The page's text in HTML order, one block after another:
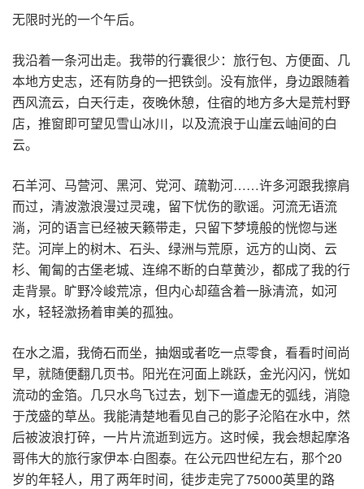
无限时光的一个午后。
我沿着一条河出走。我带的行囊很少：旅行包、方便面、几
本地方史志，还有防身的一把铁剑。没有旅伴，身边跟随着
西风流云，白天行走，夜晚休憩，住宿的地方多大是荒村野
店，推窗即可望见雪山冰川，以及流浪于山崖云岫间的白
云。
石羊河、马营河、黑河、党河、疏勒河……许多河跟我擦肩
而过，清波激浪漫过灵魂，留下忧伤的歌谣。河流无语流
淌，河的语言已经被天籁带走，只留下梦境般的恍惚与迷
茫。河岸上的树木、石头、绿洲与荒原，远方的山岗、云
杉、匍匐的古堡老城、连绵不断的白草黄沙，都成了我的行
走背景。旷野冷峻荒凉，但内心却蕴含着一脉清流，如河
水，轻轻激扬着审美的孤独。
在水之湄，我倚石而坐，抽烟或者吃一点零食，看看时间尚
早，就随便翻几页书。阳光在河面上跳跃，金光闪闪，恍如
流动的金箔。几只水鸟飞过去，划下一道虚无的弧线，消隐
于茂盛的草丛。我能清楚地看见自己的影子沦陷在水中，然
后被波浪打碎，一片片流逝到远方。这时候，我会想起摩洛
哥伟大的旅行家伊本·白图泰。在公元四世纪左右，那个20
岁的年轻人，用了两年时间，徒步走完了75000英里的路